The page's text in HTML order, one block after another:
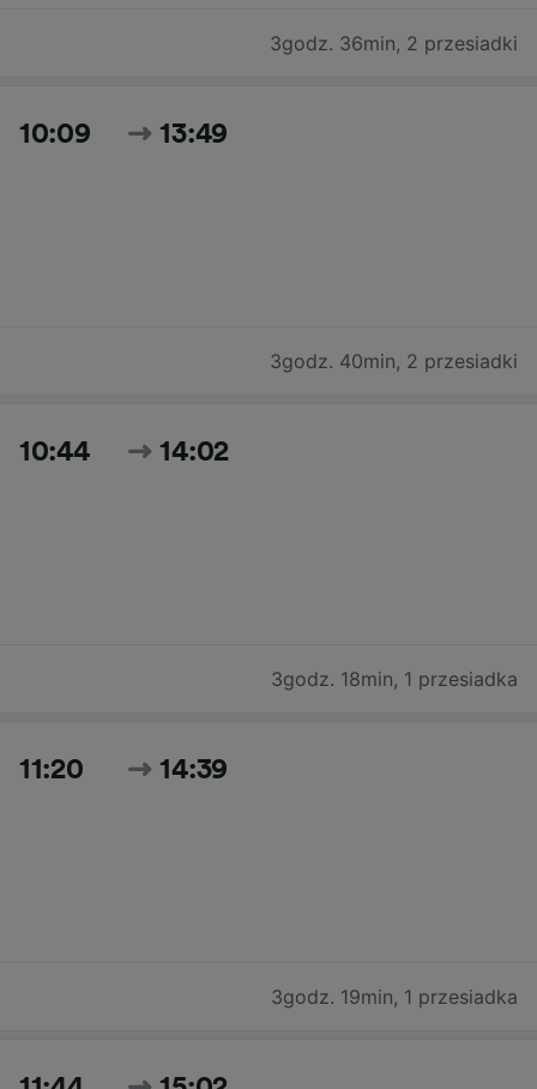
3godz. 36min, 2 przesiadki
10:09 13:49
3godz. 40min, 2 przesiadki
10:44 14:02
3godz. 18min, 1 przesiadka
11:20 14:39
3godz. 19min, 1 przesiadka